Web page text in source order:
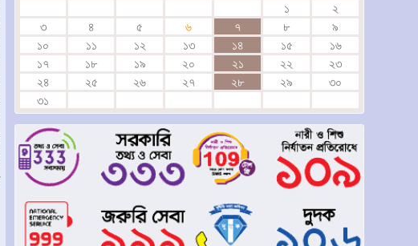
১
২
৩
৪ ৫ ৬ ৭ ৮
৯
১০
১১ ১২ ১৩ ১৪ ১৫
১৬
১৭
১৮ ১৯ ২০ ২১ ২২
২৩
২৪
২৫ ২৬ ২৭ ২৮ ২৯
৩০
৩১